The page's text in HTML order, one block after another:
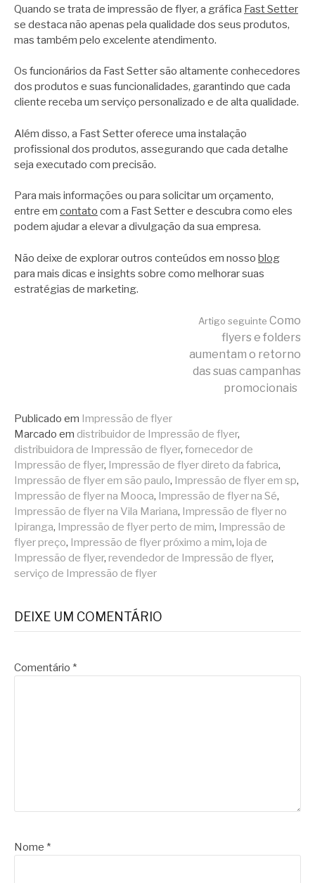
Quando se trata de impressão de flyer, a gráfica Fast Setter
se destaca não apenas pela qualidade dos seus produtos,
mas também pelo excelente atendimento.
Os funcionários da Fast Setter são altamente conhecedores
dos produtos e suas funcionalidades, garantindo que cada
cliente receba um serviço personalizado e de alta qualidade.
Além disso, a Fast Setter oferece uma instalação
profissional dos produtos, assegurando que cada detalhe
seja executado com precisão.
Para mais informações ou para solicitar um orçamento,
entre em contato com a Fast Setter e descubra como eles
podem ajudar a elevar a divulgação da sua empresa.
Não deixe de explorar outros conteúdos em nosso blog
para mais dicas e insights sobre como melhorar suas
estratégias de marketing.
Artigo seguinte Como
flyers e folders
aumentam o retorno
das suas campanhas
promocionais
Publicado em Impressão de flyer
Marcado em distribuidor de Impressão de flyer,
distribuidora de Impressão de flyer, fornecedor de
Impressão de flyer, Impressão de flyer direto da fabrica,
Impressão de flyer em são paulo, Impressão de flyer em sp,
Impressão de flyer na Mooca, Impressão de flyer na Sé,
Impressão de flyer na Vila Mariana, Impressão de flyer no
Ipiranga, Impressão de flyer perto de mim, Impressão de
flyer preço, Impressão de flyer próximo a mim, loja de
Impressão de flyer, revendedor de Impressão de flyer,
serviço de Impressão de flyer
DEIXE UM COMENTÁRIO
Comentário *
Nome *